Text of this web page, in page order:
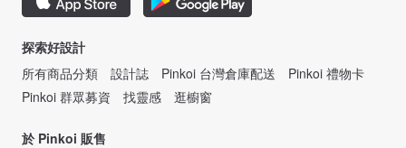
探索好設計
所有商品分類
設計誌 Pinkoi 台灣倉庫配送
Pinkoi 禮物卡
Pinkoi 群眾募資
找靈感 逛櫥窗
於 Pinkoi 販售